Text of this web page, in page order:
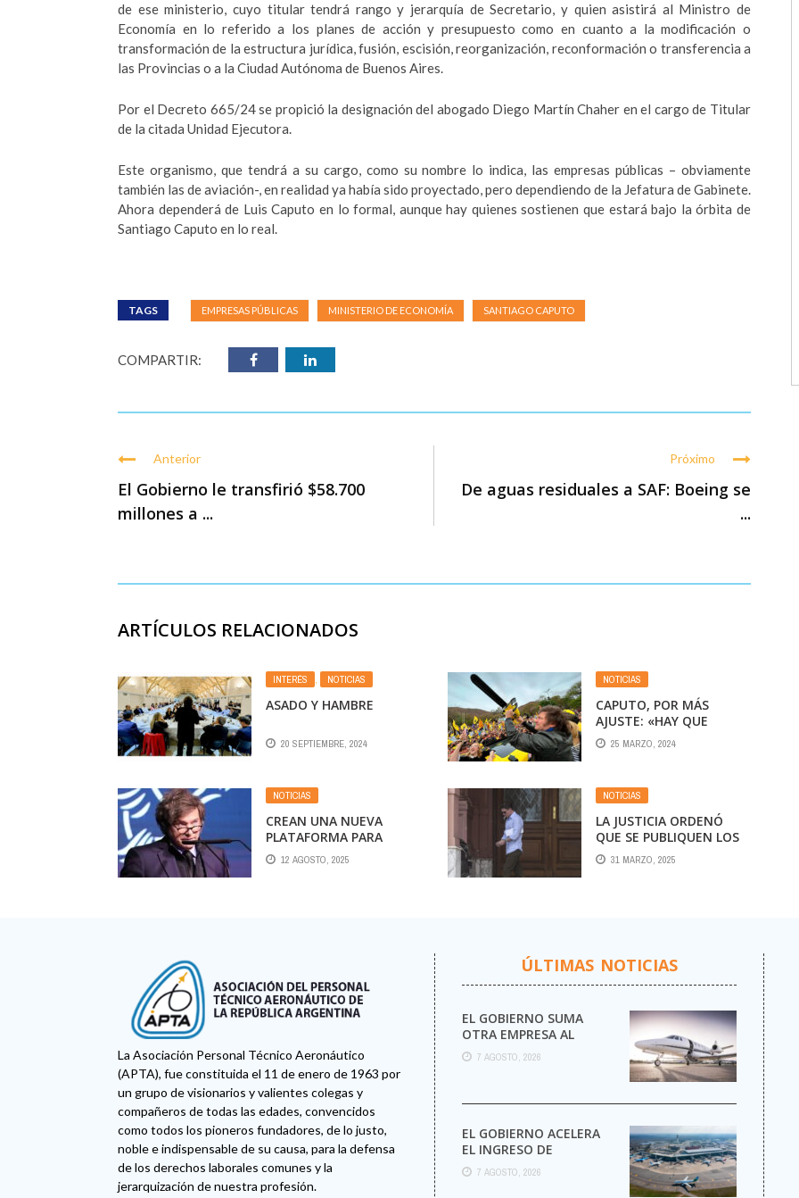
de ese ministerio, cuyo titular tendrá rango y jerarquía de Secretario, y quien asistirá al Ministro de
Economía en lo referido a los planes de acción y presupuesto como en cuanto a la modificación o
transformación de la estructura jurídica, fusión, escisión, reorganización, reconformación o transferencia a
las Provincias o a la Ciudad Autónoma de Buenos Aires.
Por el Decreto 665/24 se propició la designación del abogado Diego Martín Chaher en el cargo de Titular
de la citada Unidad Ejecutora.
Este organismo, que tendrá a su cargo, como su nombre lo indica, las empresas públicas – obviamente
también las de aviación-, en realidad ya había sido proyectado, pero dependiendo de la Jefatura de Gabinete.
Ahora dependerá de Luis Caputo en lo formal, aunque hay quienes sostienen que estará bajo la órbita de
Santiago Caputo en lo real.
TAGS EMPRESAS PÚBLICAS MINISTERIO DE ECONOMÍA SANTIAGO CAPUTO
COMPARTIR:
Anterior
El Gobierno le transfirió $58.700
millones a ...
Próximo
De aguas residuales a SAF: Boeing se
...
ARTÍCULOS RELACIONADOS
INTERÉS , NOTICIAS
ASADO Y HAMBRE
20 SEPTIEMBRE, 2024
NOTICIAS
CAPUTO, POR MÁS
AJUSTE: «HAY QUE
PRIVATIZAR LAS
EMPRESAS PÚBLICAS»
25 MARZO, 2024
NOTICIAS
CREAN UNA NUEVA
PLATAFORMA PARA
FACILITAR EL TRÁMITE
DE PRIVATIZACIÓN DE
12 AGOSTO, 2025
NOTICIAS
LA JUSTICIA ORDENÓ
QUE SE PUBLIQUEN LOS
NÚMEROS DE LA
PUBLICIDAD DE
31 MARZO, 2025
La Asociación Personal Técnico Aeronáutico
(APTA), fue constituida el 11 de enero de 1963 por
un grupo de visionarios y valientes colegas y
compañeros de todas las edades, convencidos
como todos los pioneros fundadores, de lo justo,
noble e indispensable de su causa, para la defensa
de los derechos laborales comunes y la
jerarquización de nuestra profesión.
ÚLTIMAS NOTICIAS
EL GOBIERNO SUMA
OTRA EMPRESA AL
NEGOCIO DE LOS VUELOS
PRIVADOS
7 AGOSTO, 2026
EL GOBIERNO ACELERA
EL INGRESO DE
AEROLÍNEAS
EXTRANJERAS CON
7 AGOSTO, 2026